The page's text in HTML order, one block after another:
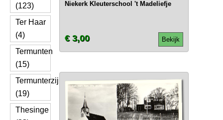
(123)
Ter Haar
(4)
Termunten
(15)
Termunterzijl
(19)
Thesinge
Niekerk Kleuterschool 't Madeliefje
Bekijk
€ 3,00